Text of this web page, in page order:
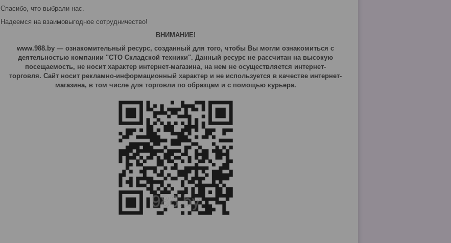
Спасибо, что выбрали нас.
Надеемся на взаимовыгодное сотрудничество!
ВНИМАНИЕ!
www.988.by ― ознакомительный ресурс, созданный для того, чтобы Вы могли ознакомиться с
деятельностью компании "СТО Складской техники". Данный ресурс не рассчитан на высокую
посещаемость, не носит характер интернет-магазина, на нем не осуществляется интернет-
торговля. Сайт носит рекламно-информационный характер и не используется в качестве интернет-
магазина, в том числе для торговли по образцам и с помощью курьера.